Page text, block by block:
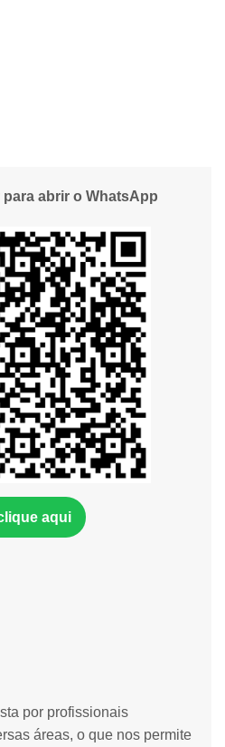
por profissionais
áreas, o que nos permite
abrir o WhatsApp
aqui